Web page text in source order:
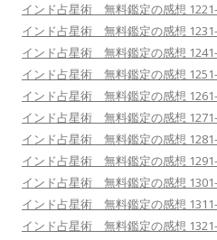
インド占星術 無料鑑定の感想
インド占星術 無料鑑定の感想
インド占星術 無料鑑定の感想
インド占星術 無料鑑定の感想
インド占星術 無料鑑定の感想
インド占星術 無料鑑定の感想
インド占星術 無料鑑定の感想
インド占星術 無料鑑定の感想
インド占星術 無料鑑定の感想
インド占星術 無料鑑定の感想
インド占星術 無料鑑定の感想